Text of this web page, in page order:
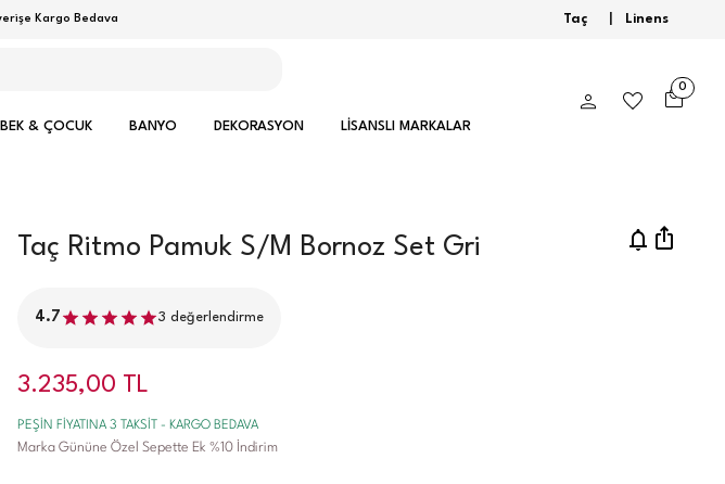
%15 İndirim Kodu: APP15 Taç Linens
& ÇOCUK BANYO DEKORASYON LİSANSLI MARKALAR
0
Taç Ritmo Pamuk S/M Bornoz Set Gri
4.7 3 değerlendirme
3.235,00 TL
PEŞİN FİYATINA 3 TAKSİT - KARGO BEDAVA
Marka Gününe Özel Sepette Ek %10 İndirim